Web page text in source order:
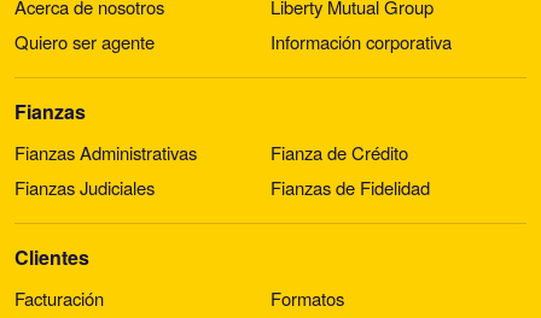
Acerca de nosotros
Liberty Mutual Group
Quiero ser agente
Información corporativa
Fianzas
Fianzas Administrativas
Fianza de Crédito
Fianzas Judiciales
Fianzas de Fidelidad
Clientes
Facturación
Formatos